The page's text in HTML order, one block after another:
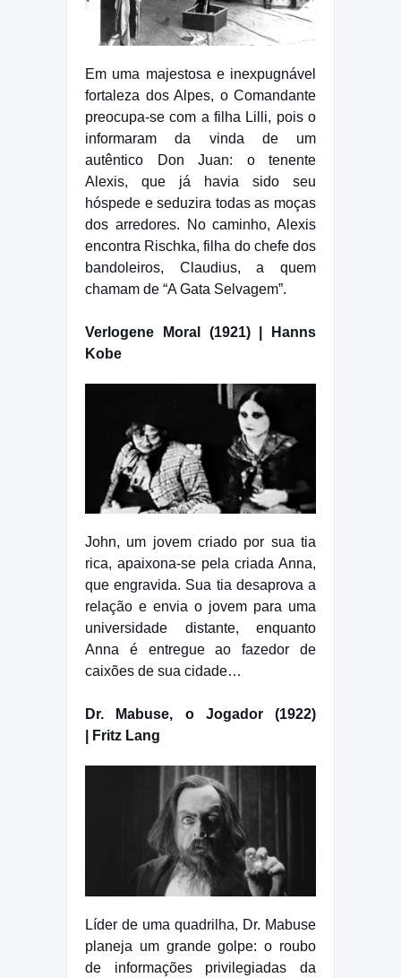
Em uma majestosa e inexpugnável
fortaleza dos Alpes, o Comandante
preocupa-se com a filha Lilli, pois o
informaram da vinda de um
autêntico Don Juan: o tenente
Alexis, que já havia sido seu
hóspede e seduzira todas as moças
dos arredores. No caminho, Alexis
encontra Rischka, filha do chefe dos
bandoleiros, Claudius, a quem
chamam de “A Gata Selvagem”.
Verlogene Moral (1921) | Hanns
Kobe
John, um jovem criado por sua tia
rica, apaixona-se pela criada Anna,
que engravida. Sua tia desaprova a
relação e envia o jovem para uma
universidade distante, enquanto
Anna é entregue ao fazedor de
caixões de sua cidade…
Dr. Mabuse, o Jogador (1922)
| Fritz Lang
Líder de uma quadrilha, Dr. Mabuse
planeja um grande golpe: o roubo
de informações privilegiadas da